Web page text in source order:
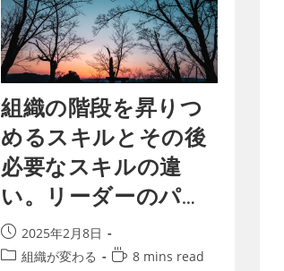
組織の階段を昇りつ
めるスキルとその後
必要なスキルの違
い。リーダーのパラ
ドックス
2025年2月8日
組織が変わる
8 mins read